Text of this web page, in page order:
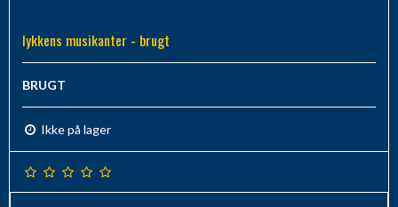
lykkens musikanter - brugt
BRUGT
Ikke på lager